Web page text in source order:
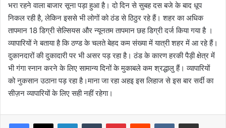
भरा रहने वाला बाजार सूना पड़ा हुआ है। दो दिन से सुबह दस बजे के बाद धूप
निकल रही है, लेकिन इससे भी लोगों को ठंड से ठिठुर रहे हैं। शहर का अधिक
तापमान 18 डिग्री सेल्सियस और न्यूनतम तापमान छह डिग्री दर्ज किया गया है ।
व्यापारियों ने बताया है कि ठण्ड के चलते बेहद कम संख्या में यात्री शहर में आ रहे हैं।
दुकानदारों की दुकादारी पर भी असर पड़ रहा है। ठंड के कारण हरकी पैड़ी क्षेत्र में
भी गंगा स्नान करने के लिए सामान्य दिनों के मुकाबले कम श्रद्धालु हैं। व्यापारियों
को नुकसान उठाना पड़ रहा है।माना जा रहा अहइ इस लिहाज से इस बार सर्दी का
सीज़न व्यापारियों के लिए सही नहीं रहेगा।
LinkedInTumblr PinterestReddit VKontakteShare via Email